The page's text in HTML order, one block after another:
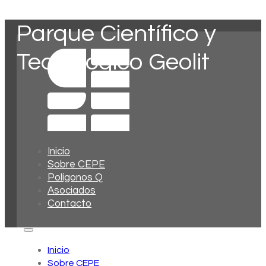
Inicio
Sobre CEPE
Polígonos Q
Asociados
Contacto
Inicio
Sobre CEPE
Parque Científico y
Tecnológico Geolit